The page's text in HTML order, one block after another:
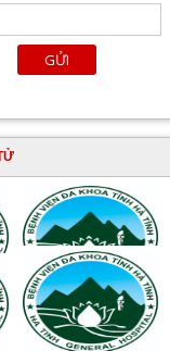
Hướng dẫn chẩn đoán
và điều trị một số bệnh
truyền nhiễm